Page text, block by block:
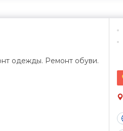
одежды. Ремонт обуви.